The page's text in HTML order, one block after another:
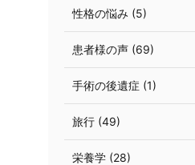
性格の悩み (5)
患者様の声 (69)
手術の後遺症 (1)
旅行 (49)
栄養学 (28)